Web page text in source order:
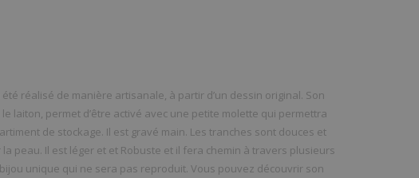
été réalisé de manière artisanale, à partir d’un dessin original. Son
laiton, permet d’être activé avec une petite molette qui permettra
de stockage. Il est gravé main. Les tranches sont douces et
peau. Il est léger et et Robuste et il fera chemin à travers plusieurs
bijou unique qui ne sera pas reproduit. Vous pouvez découvrir son